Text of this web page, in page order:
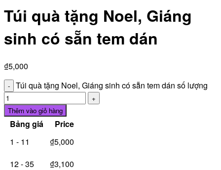
Túi quà tặng Noel, Giáng
sinh có sẵn tem dán
₫5,000
Túi quà tặng Noel, Giáng sinh có sẵn tem dán số lượng
Thêm vào giỏ hàng
Bảng giá
Price
1 - 11
₫5,000
12 - 35
₫3,100